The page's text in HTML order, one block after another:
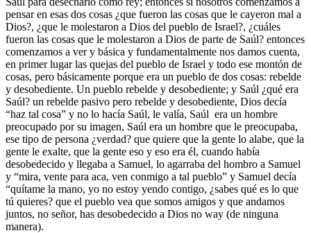
pensar en esas dos cosas ¿que fueron las cosas que le cayeron mal a
Dios?, ¿que le molestaron a Dios del pueblo de Israel?, ¿cuáles
fueron las cosas que le molestaron a Dios de parte de Saúl? entonces
comenzamos a ver y básica y fundamentalmente nos damos cuenta,
en primer lugar las quejas del pueblo de Israel y todo ese montón de
cosas, pero básicamente porque era un pueblo de dos cosas: rebelde
y desobediente. Un pueblo rebelde y desobediente; y Saúl ¿qué era
Saúl? un rebelde pasivo pero rebelde y desobediente, Dios decía
“haz tal cosa” y no lo hacía Saúl, le valía, Saúl era un hombre
preocupado por su imagen, Saúl era un hombre que le preocupaba,
ese tipo de persona ¿verdad? que quiere que la gente lo alabe, que la
gente le exalte, que la gente eso y eso era él, cuando había
desobedecido y llegaba a Samuel, lo agarraba del hombro a Samuel
y “mira, vente para aca, ven conmigo a tal pueblo” y Samuel decía
“quítame la mano, yo no estoy yendo contigo, ¿sabes qué es lo que
tú quieres? que el pueblo vea que somos amigos y que andamos
juntos, no señor, has desobedecido a Dios no way (de ninguna
manera).